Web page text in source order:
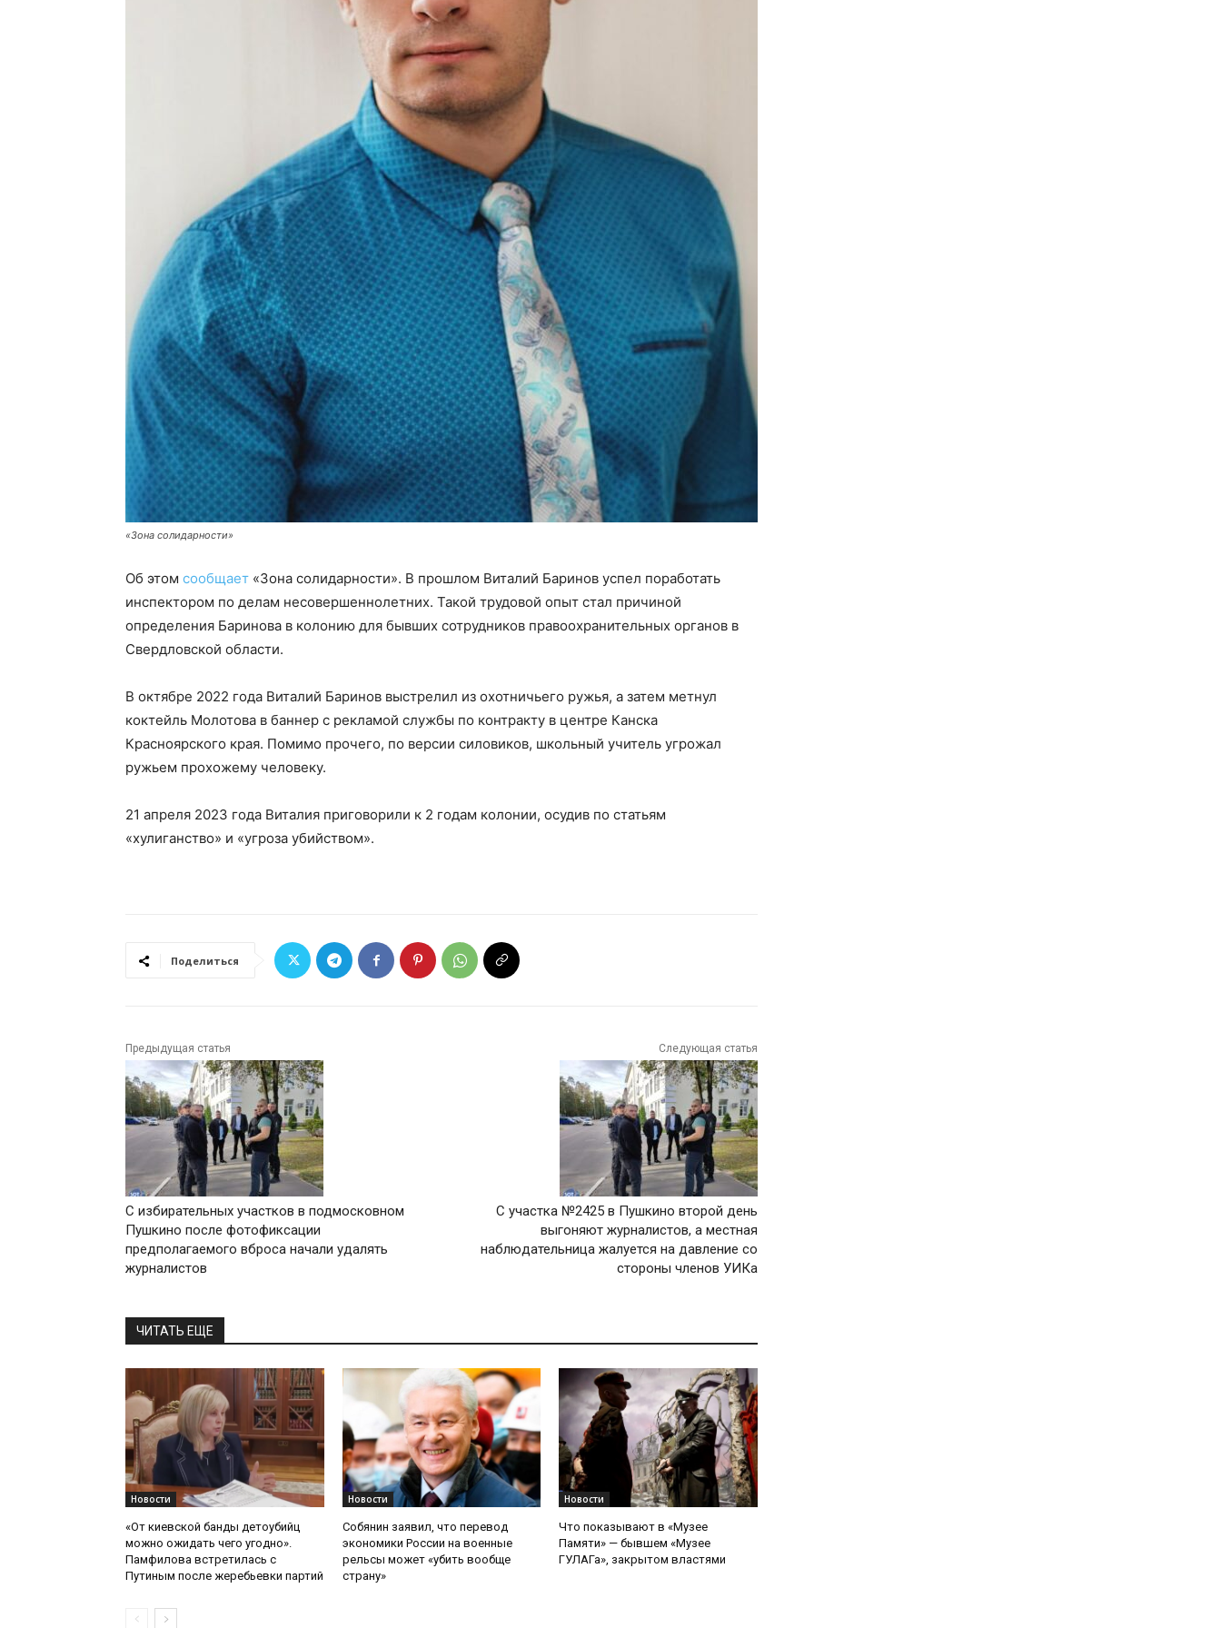
«Зона солидарности»
Об этом сообщает «Зона солидарности». В прошлом Виталий Баринов успел поработать
инспектором по делам несовершеннолетних. Такой трудовой опыт стал причиной
определения Баринова в колонию для бывших сотрудников правоохранительных органов в
Свердловской области.
В октябре 2022 года Виталий Баринов выстрелил из охотничьего ружья, а затем метнул
коктейль Молотова в баннер с рекламой службы по контракту в центре Канска
Красноярского края. Помимо прочего, по версии силовиков, школьный учитель угрожал
ружьем прохожему человеку.
21 апреля 2023 года Виталия приговорили к 2 годам колонии, осудив по статьям
«хулиганство» и «угроза убийством».
Поделиться
Предыдущая статья
С избирательных участков в подмосковном
Пушкино после фотофиксации
предполагаемого вброса начали удалять
журналистов
Следующая статья
С участка №2425 в Пушкино второй день
выгоняют журналистов, а местная
наблюдательница жалуется на давление со
стороны членов УИКа
ЧИТАТЬ ЕЩЕ
Новости
«От киевской банды детоубийц
можно ожидать чего угодно».
Памфилова встретилась с
Путиным после жеребьевки партий
Новости
Собянин заявил, что перевод
экономики России на военные
рельсы может «убить вообще
страну»
Новости
Что показывают в «Музее
Памяти» — бывшем «Музее
ГУЛАГа», закрытом властями